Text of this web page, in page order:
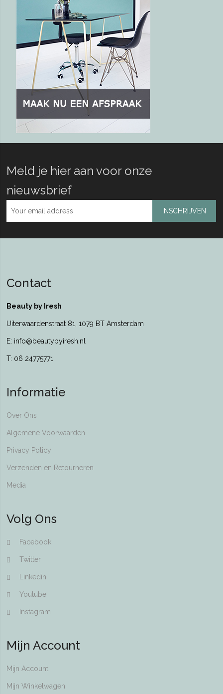
Meld je hier aan voor onze
nieuwsbrief
INSCHRIJVEN
Contact
Beauty by Iresh
Uiterwaardenstraat 81, 1079 BT Amsterdam
E: info@beautybyiresh.nl
T: 06 24775771
Informatie
Over Ons
Algemene Voorwaarden
Privacy Policy
Verzenden en Retourneren
Media
Volg Ons
Facebook
Twitter
Linkedin
Youtube
Instagram
Mijn Account
Mijn Account
Mijn Winkelwagen